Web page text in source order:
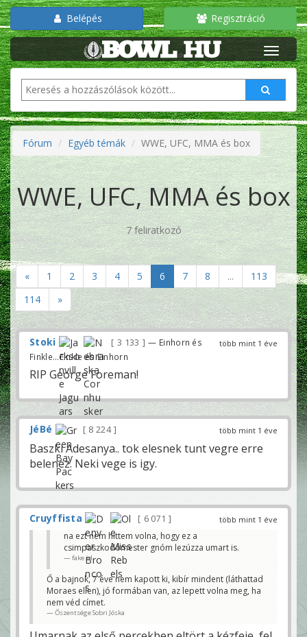
Belépés Regisztráció
Fórum Egyéb témák WWE, UFC, MMA és box
WWE, UFC, MMA és box
7 feliratkozó
« 1 2 3 4 5 6 7 8 ...
113
114
»
több mint 1 éve
Stoki 3 133
— Einhorn és
Finkle...Finkle és Einhorn
RIP George Foreman!
több mint 1 éve
JéBé 8 224
Baszki Adesanya.. tok elesnek tunt vegre erre
belenez. Neki vege is igy.
több mint 1 éve
Cruyffista
6 071
na ezt nem hittem volna, hogy ez a
csimpaszkodómester gnóm lezúzza umart is.
fake.id
Ő a bajnok, 7 éve nem kapott ki, kibír mindent (láthattad
Moraes ellen), jó formában van, az lepett volna meg, ha
nem véd címet.
Őszentsége Sobri Jóska